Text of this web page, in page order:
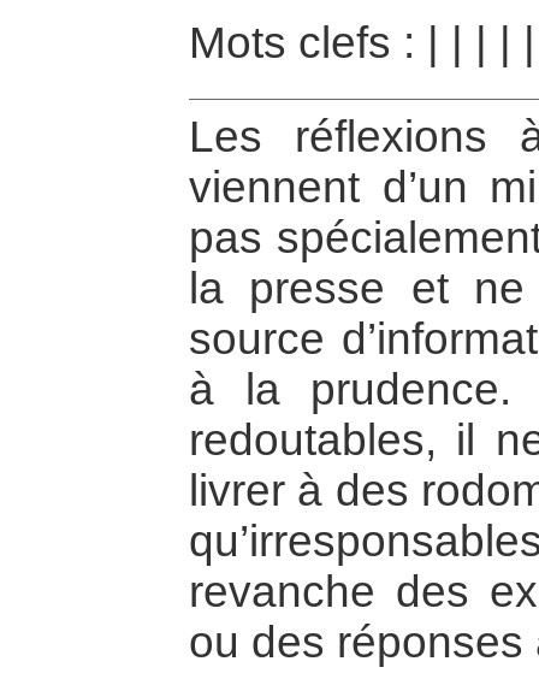
Mots clefs :
Les réflexions
viennent d’un
pas
la presse et ne
source
à la
redoutables, il
livrer à des
revanche des
ou des